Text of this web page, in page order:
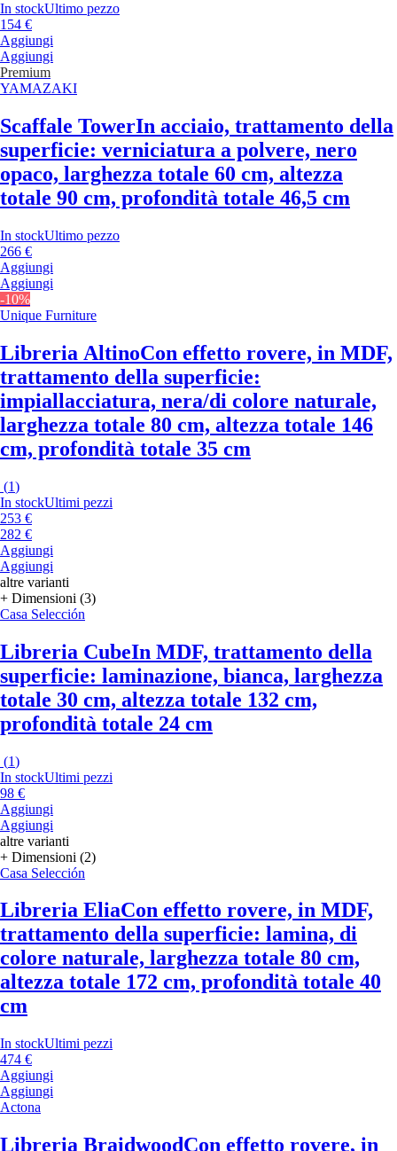
In stockUltimo pezzo
154 €
Aggiungi
Aggiungi
Premium
YAMAZAKI
Scaffale TowerIn acciaio, trattamento della
superficie: verniciatura a polvere, nero
opaco, larghezza totale 60 cm, altezza
totale 90 cm, profondità totale 46,5 cm
In stockUltimo pezzo
266 €
Aggiungi
Aggiungi
-10%
Unique Furniture
Libreria AltinoCon effetto rovere, in MDF,
trattamento della superficie:
impiallacciatura, nera/di colore naturale,
larghezza totale 80 cm, altezza totale 146
cm, profondità totale 35 cm
(1)
In stockUltimi pezzi
253 €
282 €
Aggiungi
Aggiungi
altre varianti
+ Dimensioni (3)
Casa Selección
Libreria CubeIn MDF, trattamento della
superficie: laminazione, bianca, larghezza
totale 30 cm, altezza totale 132 cm,
profondità totale 24 cm
(1)
In stockUltimi pezzi
98 €
Aggiungi
Aggiungi
altre varianti
+ Dimensioni (2)
Casa Selección
Libreria EliaCon effetto rovere, in MDF,
trattamento della superficie: lamina, di
colore naturale, larghezza totale 80 cm,
altezza totale 172 cm, profondità totale 40
cm
In stockUltimi pezzi
474 €
Aggiungi
Aggiungi
Actona
Libreria BraidwoodCon effetto rovere, in